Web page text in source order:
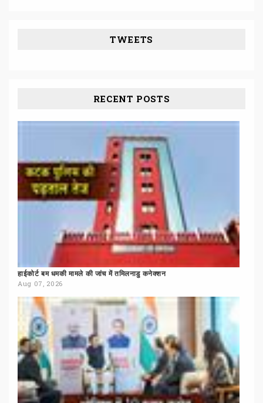
TWEETS
RECENT POSTS
हाईकोर्ट बम धमकी मामले की जांच में तमिलनाडु कनेक्शन
Aug 07, 2026